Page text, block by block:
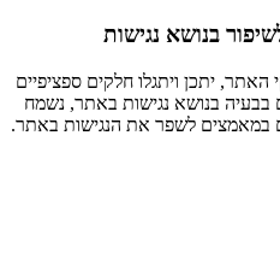
בנושא נגישות
יתכן ויתגלו חלקים ספציפיים
בבעיה בנושא נגישות באתר, נשמח
במאמצים לשפר את הנגישות באתר.